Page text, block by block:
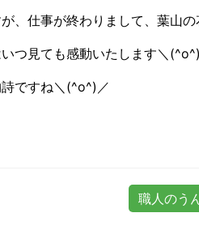
、仕事が終わりまして、葉山
つ見ても感動いたします＼
ですね＼(^o^)／
職人のう